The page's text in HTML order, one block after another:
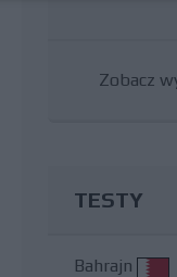
Zobacz
TESTY
Bahrajn